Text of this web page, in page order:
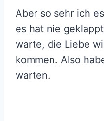
Aber so sehr ich
es hat nie
warte, die Liebe
kommen. Also
warten.